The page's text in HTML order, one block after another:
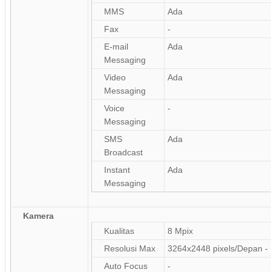
MMS
Ada
Fax
-
E-mail
Messaging
Ada
Video
Messaging
Ada
Voice
Messaging
-
SMS
Broadcast
Ada
Instant
Messaging
Ada
Kamera
Kualitas
8 Mpix
Resolusi Max
3264x2448 pixels/Depan -
Auto Focus
-